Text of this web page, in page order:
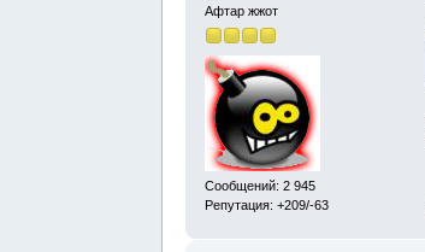
Афтар жжот
Сообщений: 2 945
Репутация: +209/-63